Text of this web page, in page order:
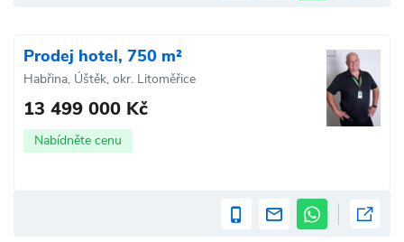
Prodej hotel, 750 m²
Habřina, Úštěk, okr. Litoměřice
13 499 000 Kč
Nabídněte cenu